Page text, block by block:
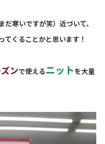
寒いですが笑）近づいて、
てくることかと思います！
ンで使えるニットを大量